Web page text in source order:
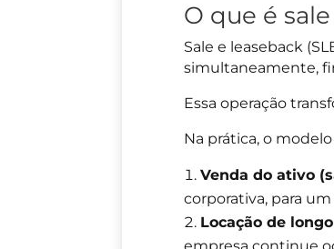
O que é
Sale e leaseback
simultaneamente,
Essa operação
Na prática, o
Venda do ativo
corporativa, para
Locação de